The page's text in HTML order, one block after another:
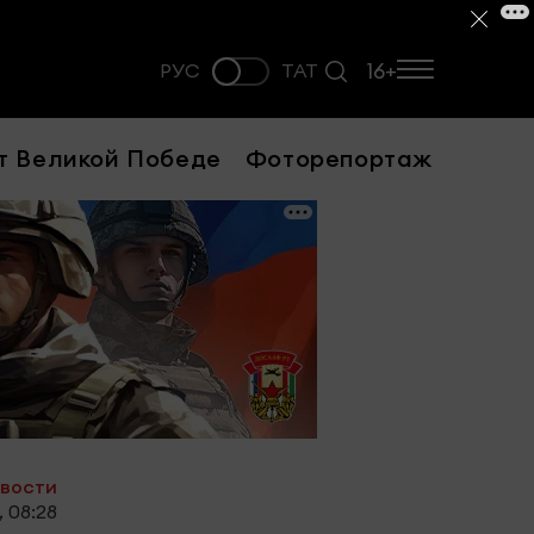
РУС ТАТ 16+
Великой Победе Фоторепортаж
08:28